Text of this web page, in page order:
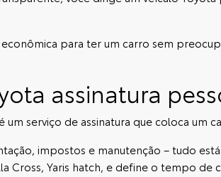
para ter um carro sem
assinatura
um serviço de assinatura que coloca um
impostos e manutenção – tudo
Cross, Yaris hatch, e define o tempo de